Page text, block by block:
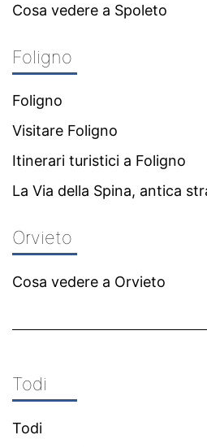
Cosa vedere a Spoleto
Foligno
Foligno
Visitare Foligno
Itinerari turistici a Foligno
La Via della Spina, antica
Orvieto
Cosa vedere a Orvieto
Todi
Todi